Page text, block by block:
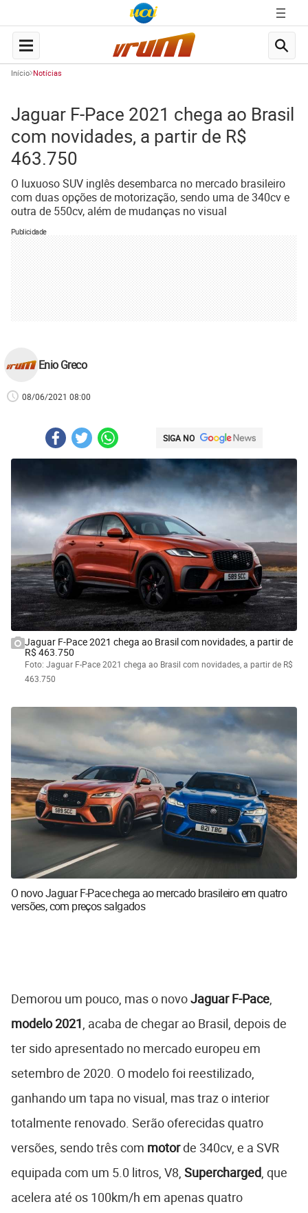
Início Notícias
Jaguar F-Pace 2021 chega ao Brasil
com novidades, a partir de R$
463.750
O luxuoso SUV inglês desembarca no mercado brasileiro
com duas opções de motorização, sendo uma de 340cv e
outra de 550cv, além de mudanças no visual
Publicidade
Enio Greco
08/06/2021 08:00
SIGA NO
Jaguar F-Pace 2021 chega ao Brasil com novidades, a partir de
R$ 463.750
Foto: Jaguar F-Pace 2021 chega ao Brasil com novidades, a partir de R$
463.750
O novo Jaguar F-Pace chega ao mercado brasileiro em quatro
versões, com preços salgados
Demorou um pouco, mas o novoJaguar F-Pace,
modelo 2021, acaba de chegar ao Brasil, depois de
ter sido apresentado no mercado europeu em
setembro de 2020. O modelo foi reestilizado,
ganhando um tapa no visual, mas traz o interior
totalmente renovado. Serão oferecidas quatro
versões, sendo três com motorde 340cv, e a SVR
equipada com um 5.0 litros, V8, Supercharged, que
acelera até os 100km/h em apenas quatro